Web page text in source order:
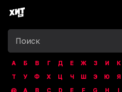
А Б В Г Д Е Ж З И К
Т
У Ф Х Ц Ч Ш Э Ю
Я
@
A B C D E F G H I